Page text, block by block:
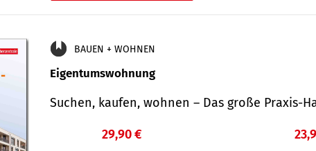
BAUEN + WOHNEN
Eigentumswohnung
Suchen, kaufen, wohnen – Das große Praxis-
29,90 €